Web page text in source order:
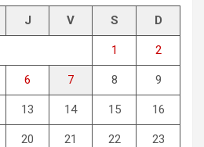
J V S D
1 2
6 7 8 9
13 14 15 16
20 21 22 23